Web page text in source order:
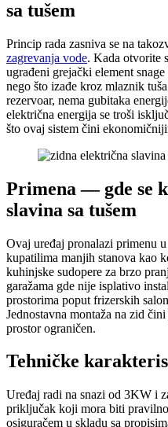
sa tušem
Princip rada zasniva se na
zagrevanja vode. Kada otvorite
ugrađeni grejački element
nego što izađe kroz mlaznik
rezervoar, nema gubitaka
električna energija se troši
što ovaj sistem čini
Primena — gde se
slavina sa tušem
Ovaj uređaj pronalazi primenu
kupatilima manjih stanova kao
kuhinjske sudopere za brzo
garažama gde nije isplativo
prostorima poput frizerskih
Jednostavna montaža na zid
prostor ograničen.
Tehničke
Uređaj radi na snazi od 3KW i
priključak koji mora biti
osiguračem u skladu sa